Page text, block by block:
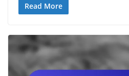
Read More